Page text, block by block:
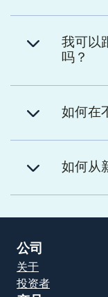
我可以
吗？
如何在
如何从
公司
关于
投资者